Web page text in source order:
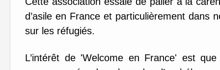
d’asile en France et particulièrement dans
sur les réfugiés.
L’intérêt de 'Welcome en France' est